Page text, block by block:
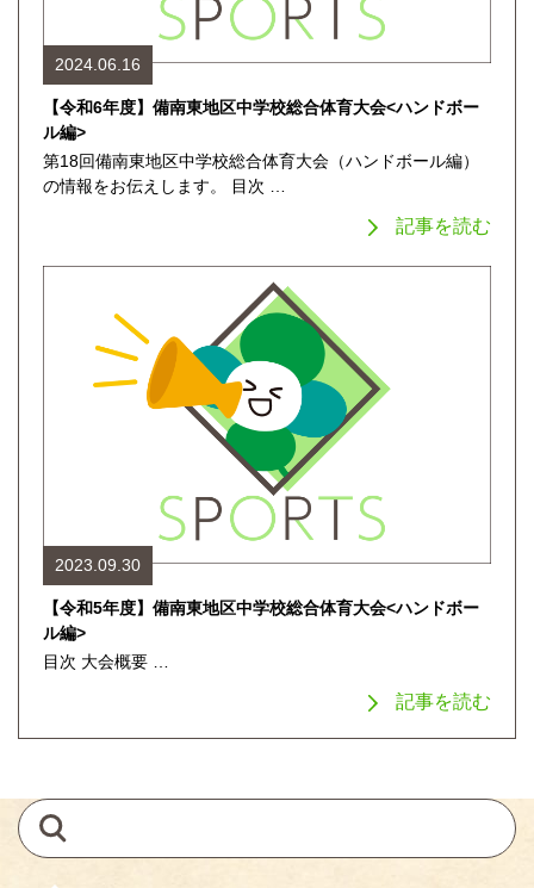
2024.06.16
【令和6年度】備南東地区中学校総合体育大会<ハンドボー
ル編>
第18回備南東地区中学校総合体育大会（ハンドボール編）
の情報をお伝えします。 目次 …
記事を読む
2023.09.30
【令和5年度】備南東地区中学校総合体育大会<ハンドボー
ル編>
目次 大会概要 …
記事を読む